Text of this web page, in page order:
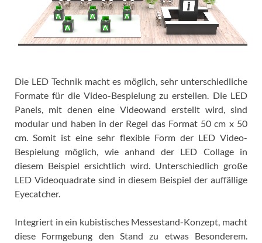
Die LED Technik macht es möglich, sehr unterschiedliche
Formate für die Video-Bespielung zu erstellen. Die LED
Panels, mit denen eine Videowand erstellt wird, sind
modular und haben in der Regel das Format 50 cm x 50
cm. Somit ist eine sehr flexible Form der LED Video-
Bespielung möglich, wie anhand der LED Collage in
diesem Beispiel ersichtlich wird. Unterschiedlich große
LED Videoquadrate sind in diesem Beispiel der auffällige
Eyecatcher.
Integriert in ein kubistisches Messestand-Konzept, macht
diese Formgebung den Stand zu etwas Besonderem.